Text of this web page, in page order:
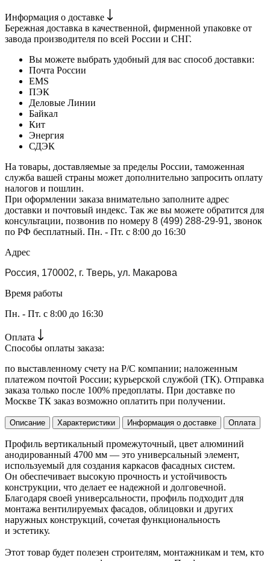
Информация о доставке
Бережная доставка в качественной, фирменной упаковке от
завода производителя по всей России и СНГ.
Вы можете выбрать удобный для вас способ доставки:
Почта России
EMS
ПЭК
Деловые Линии
Байкал
Кит
Энергия
СДЭК
На товары, доставляемые за пределы России, таможенная
служба вашей страны может дополнительно запросить оплату
налогов и пошлин.
При оформлении заказа внимательно заполните адрес
доставки и почтовый индекс. Так же вы можете обратится для
консультации, позвонив по номеру 8 (499) 288-29-91, звонок
по РФ бесплатный. Пн. - Пт. с 8:00 до 16:30
Адрес
Россия, 170002, г. Тверь, ул. Макарова
Время работы
Пн. - Пт. с 8:00 до 16:30
Оплата
Способы оплаты заказа:
по выставленному счету на Р/С компании; наложенным
платежом почтой России; курьерской службой (ТК). Отправка
заказа только после 100% предоплаты. При доставке по
Москве ТК заказ возможно оплатить при получении.
Описание Характеристики Информация о доставке Оплата
Профиль вертикальный промежуточный, цвет алюминий
анодированный 4700 мм — это универсальный элемент,
используемый для создания каркасов фасадных систем.
Он обеспечивает высокую прочность и устойчивость
конструкции, что делает ее надежной и долговечной.
Благодаря своей универсальности, профиль подходит для
монтажа вентилируемых фасадов, облицовки и других
наружных конструкций, сочетая функциональность
и эстетику.
Этот товар будет полезен строителям, монтажникам и тем, кто